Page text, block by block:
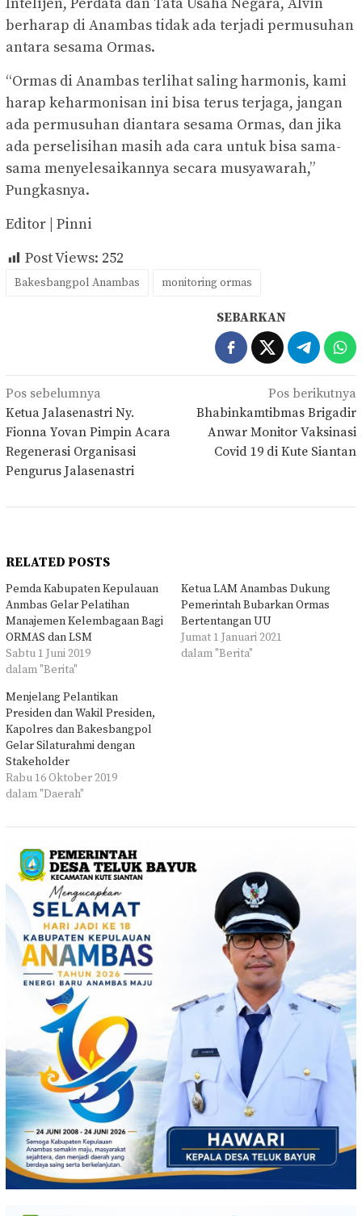
Intelijen, Perdata dan Tata Usaha Negara, Alvin
berharap di Anambas tidak ada terjadi permusuhan
antara sesama Ormas.
“Ormas di Anambas terlihat saling harmonis, kami
harap keharmonisan ini bisa terus terjaga, jangan
ada permusuhan diantara sesama Ormas, dan jika
ada perselisihan masih ada cara untuk bisa sama-
sama menyelesaikannya secara musyawarah,”
Pungkasnya.
Editor | Pinni
Post Views: 252
Bakesbangpol Anambas monitoring ormas
SEBARKAN
Navigasi
pos
Pos sebelumnya
Ketua Jalasenastri Ny.
Fionna Yovan Pimpin Acara
Regenerasi Organisasi
Pengurus Jalasenastri
Pos berikutnya
Bhabinkamtibmas Brigadir
Anwar Monitor Vaksinasi
Covid 19 di Kute Siantan
RELATED POSTS
Pemda Kabupaten Kepulauan
Anmbas Gelar Pelatihan
Manajemen Kelembagaan Bagi
ORMAS dan LSM
Sabtu 1 Juni 2019
dalam "Berita"
Ketua LAM Anambas Dukung
Pemerintah Bubarkan Ormas
Bertentangan UU
Jumat 1 Januari 2021
dalam "Berita"
Menjelang Pelantikan
Presiden dan Wakil Presiden,
Kapolres dan Bakesbangpol
Gelar Silaturahmi dengan
Stakeholder
Rabu 16 Oktober 2019
dalam "Daerah"